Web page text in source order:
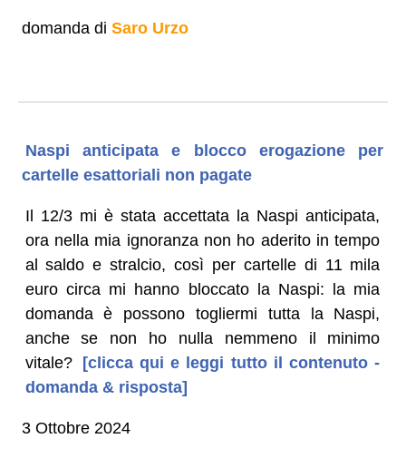
domanda di Saro Urzo
Naspi anticipata e blocco erogazione per
cartelle esattoriali non pagate
Il 12/3 mi è stata accettata la Naspi anticipata,
ora nella mia ignoranza non ho aderito in tempo
al saldo e stralcio, così per cartelle di 11 mila
euro circa mi hanno bloccato la Naspi: la mia
domanda è possono togliermi tutta la Naspi,
anche se non ho nulla nemmeno il minimo
vitale?
[clicca qui e leggi tutto il contenuto -
domanda & risposta]
3 Ottobre 2024